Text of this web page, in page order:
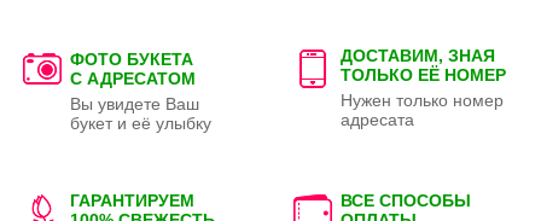
ФОТО БУКЕТА
С АДРЕСАТОМ
Вы увидете Ваш
букет и её улыбку
ДОСТАВИМ, ЗНАЯ
ТОЛЬКО ЕЁ НОМЕР
Нужен только номер
адресата
ГАРАНТИРУЕМ
ВСЕ СПОСОБЫ